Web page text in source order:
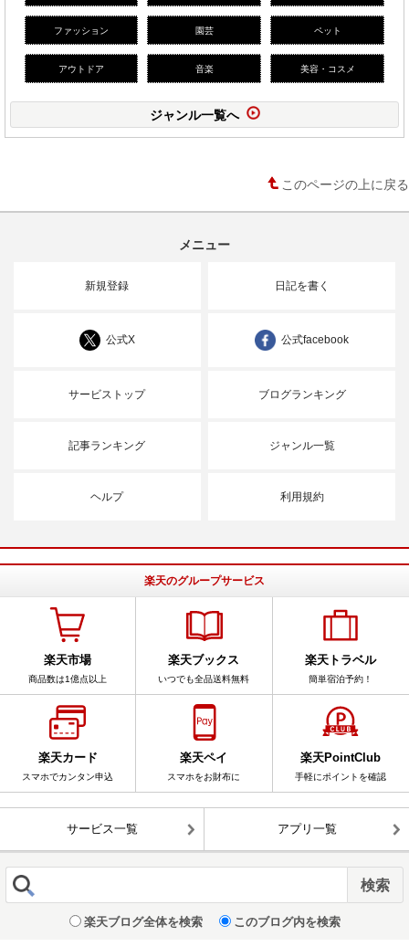
ファッション 園芸 ペット
アウトドア 音楽 美容・コスメ
ジャンル一覧へ
このページの上に戻る
メニュー
新規登録 日記を書く
公式X 公式facebook
サービストップ ブログランキング
記事ランキング ジャンル一覧
ヘルプ 利用規約
楽天のグループサービス
楽天市場
商品数は1億点以上
楽天ブックス
いつでも全品送料無料
楽天トラベル
簡単宿泊予約！
楽天カード
スマホでカンタン申込
楽天ペイ
スマホをお財布に
楽天PointClub
手軽にポイントを確認
サービス一覧 アプリ一覧
楽天ブログ全体を検索 このブログ内を検索